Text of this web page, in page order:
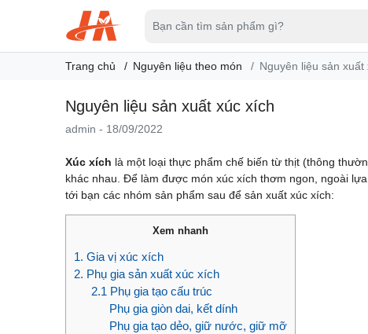
Trang chủ Nguyên liệu theo món Nguyên liệu sản xuất
Nguyên liệu sản xuất xúc xích
admin - 18/09/2022
Xúc xích là một loại thực phẩm chế biến từ thịt (thông
khác nhau. Để làm được món xúc xích thơm ngon, ngoài
tới bạn các nhóm sản phẩm sau để sản xuất xúc xích:
Xem nhanh
1. Gia vị xúc xích
2. Phụ gia sản xuất xúc xích
2.1 Phụ gia tạo cấu trúc
Phụ gia giòn dai, kết dính
Phụ gia tạo dẻo, giữ nước, giữ mỡ